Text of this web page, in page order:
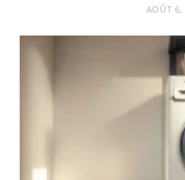
AOÛT 6,